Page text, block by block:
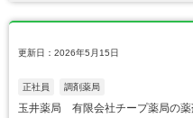
更新日：2026年5月15日
正社員 調剤薬局
玉井薬局 有限会社チープ薬局の薬